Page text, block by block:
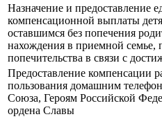
Назначение и предоставление
компенсационной выплаты
оставшимся без попечения
нахождения в приемной семье,
попечительства в связи с
Предоставление компенсации
пользования домашним
Союза, Героям Российской
ордена Славы